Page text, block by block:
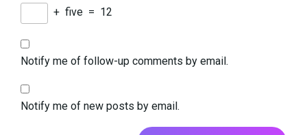
+ five = 12
Notify me of follow-up comments by email.
Notify me of new posts by email.